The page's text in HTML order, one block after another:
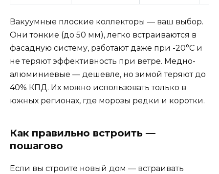
Вакуумные плоские коллекторы — ваш выбор.
Они тонкие (до 50 мм), легко встраиваются в
фасадную систему, работают даже при -20°C и
не теряют эффективность при ветре. Медно-
алюминиевые — дешевле, но зимой теряют до
40% КПД. Их можно использовать только в
южных регионах, где морозы редки и коротки.
Как правильно встроить —
пошагово
Если вы строите новый дом — встраивать